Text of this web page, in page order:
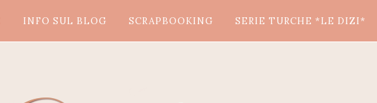
INFO SUL BLOG SCRAPBOOKING SERIE TURCHE *LE DIZI*